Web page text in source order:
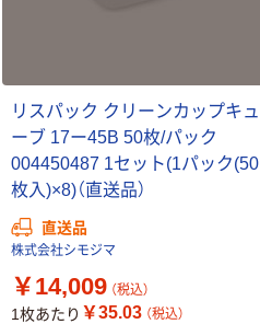
リスパック クリーンカップキュ
ーブ 17ー45B 50枚/パック
004450487 1セット(1パック(50
枚入)×8)（直送品）
直送品
株式会社シモジマ
￥14,009 （税込）
1枚あたり ￥35.03 （税込）